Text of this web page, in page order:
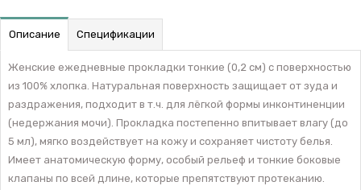
Описание Спецификации
Женские ежедневные прокладки тонкие (0,2 см) с поверхностью
из 100% хлопка. Натуральная поверхность защищает от зуда и
раздражения, подходит в т.ч. для лёгкой формы инконтиненции
(недержания мочи). Прокладка постепенно впитывает влагу (до
5 мл), мягко воздействует на кожу и сохраняет чистоту белья.
Имеет анатомическую форму, особый рельеф и тонкие боковые
клапаны по всей длине, которые препятствуют протеканию.